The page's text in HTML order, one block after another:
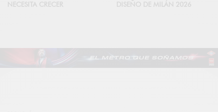
NECESITA CRECER
DISEÑO DE MILÁN 2026